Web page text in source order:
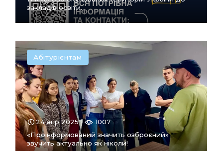
закладів освіти.
ПЕРЕЙТИ В РОЗДІЛ
Абітурієнтам
24 апр 2025 |
1007
«Проінформований значить озброєний»
звучить актуально як ніколи!